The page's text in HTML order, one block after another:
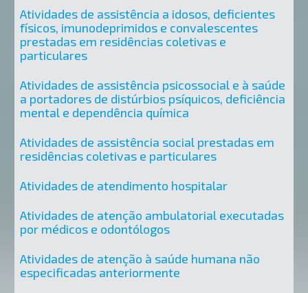
Atividades de assistência a idosos, deficientes
físicos, imunodeprimidos e convalescentes
prestadas em residências coletivas e
particulares
Atividades de assistência psicossocial e à saúde
a portadores de distúrbios psíquicos, deficiência
mental e dependência química
Atividades de assistência social prestadas em
residências coletivas e particulares
Atividades de atendimento hospitalar
Atividades de atenção ambulatorial executadas
por médicos e odontólogos
Atividades de atenção à saúde humana não
especificadas anteriormente